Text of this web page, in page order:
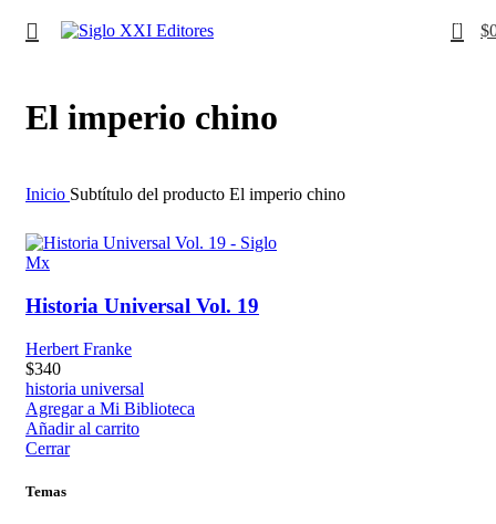
0 $
El imperio chino
Cerrar
Temas
Inicio Subtítulo del producto El imperio chino
Historia Universal Vol. 19
Herbert Franke
$340
historia universal
Agregar a Mi Biblioteca
Añadir al carrito